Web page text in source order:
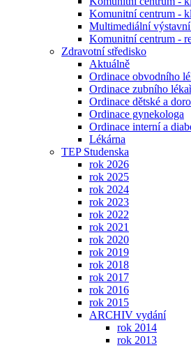
Komunitní centrum -
Multimediální
Komunitní centrum -
Zdravotní středisko
Aktuálně
Ordinace obvodního
Ordinace zubního
Ordinace dětské a
Ordinace gynekologa
Ordinace interní a
Lékárna
TEP Studenska
rok 2026
rok 2025
rok 2024
rok 2023
rok 2022
rok 2021
rok 2020
rok 2019
rok 2018
rok 2017
rok 2016
rok 2015
ARCHIV vydání
rok 2014
rok 2013